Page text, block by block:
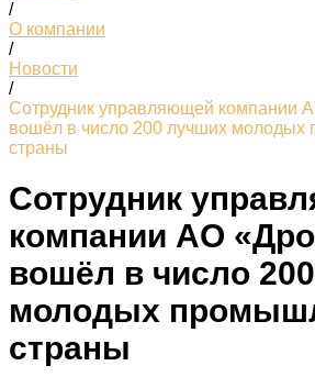
/
О компании
/
Новости
/
Сотрудник управляющей компании
вошёл в число 200 лучших молодых
страны
Сотрудник
компании АО
вошёл в число
молодых
страны